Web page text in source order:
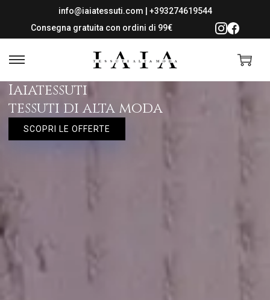
info@iaiatessuti.com
+393274619544
Consegna gratuita con ordini di 99€
Iaiatessuti
tessuti di alta moda
SCOPRI LE OFFERTE